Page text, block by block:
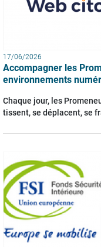
17/06/2026
Accompagner les
environnements
Chaque jour, les
tissent, se déplacent, se